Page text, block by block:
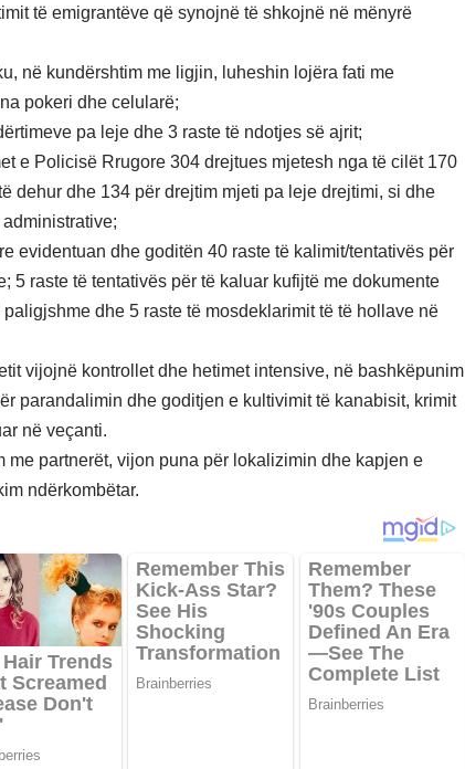
të emigrantëve që synojnë të shkojnë në mënyrë
në kundërshtim me ligjin, luheshin lojëra fati me
pokeri dhe celularë;
pa leje dhe 3 raste të ndotjes së ajrit;
e Policisë Rrugore 304 drejtues mjetesh nga të cilët 170
dehur dhe 134 për drejtim mjeti pa leje drejtimi, si dhe
evidentuan dhe goditën 40 raste të kalimit/tentativës për
5 raste të tentativës për të kaluar kufijtë me dokumente
dhe 5 raste të mosdeklarimit të të hollave në
vijojnë kontrollet dhe hetimet intensive, në bashkëpunim
parandalimin dhe goditjen e kultivimit të kanabisit, krimit
në veçanti.
me partnerët, vijon puna për lokalizimin dhe kapjen e
ndërkombëtar.